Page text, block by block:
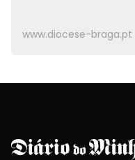
www.diocese-braga.pt